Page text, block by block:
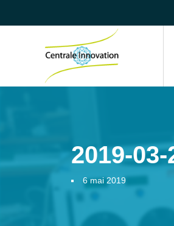
ACCUEIL
2019-
6 mai 2019